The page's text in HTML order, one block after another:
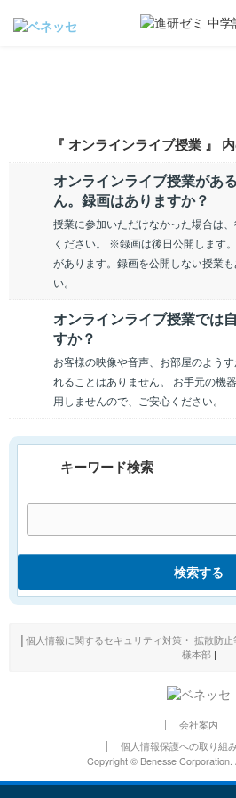
『 オンラインライブ授業 』
オンラインライブ授業があ
ん。録画はありますか？
授業に参加いただけなかった場合は
ください。 ※録画は後日公開します
があります。録画を公開しない授業
い。
オンラインライブ授業では
すか？
お客様の映像や音声、お部屋のよう
れることはありません。 お手元の機
用しませんので、ご安心ください。
キーワード検索
検索する
個人情報に関するセキュリティ対策・ 拡散防
様本部|
会社案内
個人情報保護への取り組
Copyright © Benesse Corporation.